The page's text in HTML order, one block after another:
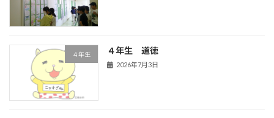
４年生 ４年生 道徳
2026年7月3日